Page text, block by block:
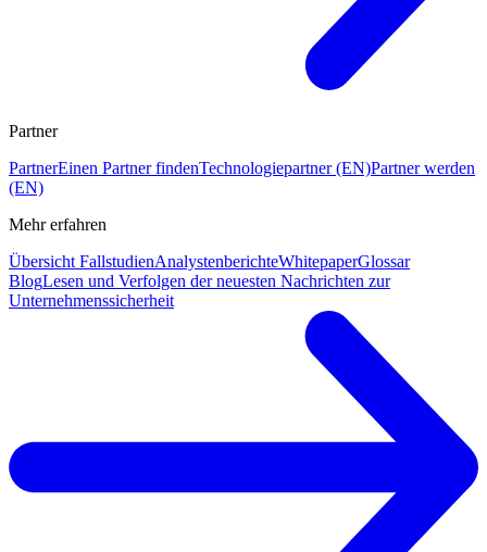
Partner
PartnerEinen Partner findenTechnologiepartner (EN)Partner werden
(EN)
Mehr erfahren
Übersicht FallstudienAnalystenberichteWhitepaperGlossar
BlogLesen und Verfolgen der neuesten Nachrichten zur
Unternehmenssicherheit